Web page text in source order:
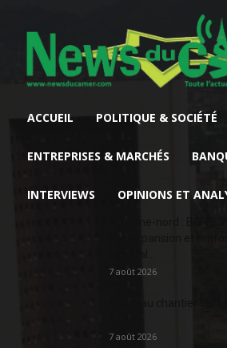
ACCUEIL POLITIQUE & SOCIÉTÉ
ENTREPRISES & MARCHÉS
INTERVIEWS OPINIONS ET
7 août 2026
7 août 2026